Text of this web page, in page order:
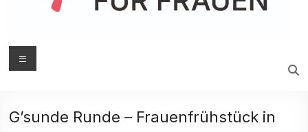
FRAUEN
FRAUEN
Menü
G’sunde Runde – Frauenfrühstück in